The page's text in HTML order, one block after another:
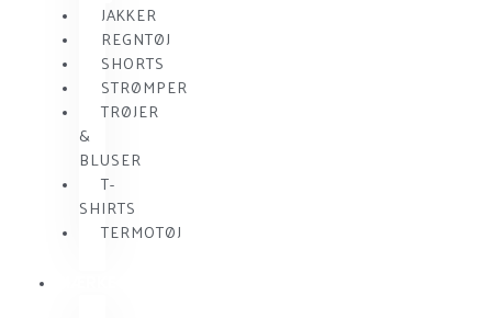
JAKKER
REGNTØJ
SHORTS
STRØMPER
TRØJER
&
BLUSER
T-
SHIRTS
TERMOTØJ